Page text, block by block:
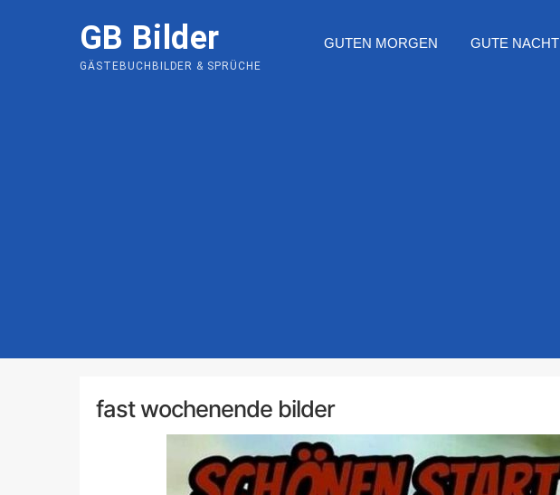
GB Bilder
GÄSTEBUCHBILDER & SPRÜCHE
GUTEN MORGEN GUTE NACHT
fast wochenende bilder